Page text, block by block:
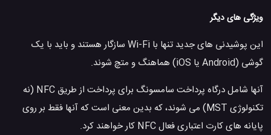
ویژگی های دیگر
این پوشیدنی های جدید تنها با Wi-Fi سازگار هستند و باید با یک
گوشی (Android یا iOS) هماهنگ و متچ شوند.
آنها شامل درگاه پرداخت سامسونگ برای پرداخت از طریق NFC (نه
تکنولوژی MST) می شوند، که بدین معنی است که آنها فقط بر روی
پایانه های کارت اعتباری فعال NFC کار خواهند کرد.